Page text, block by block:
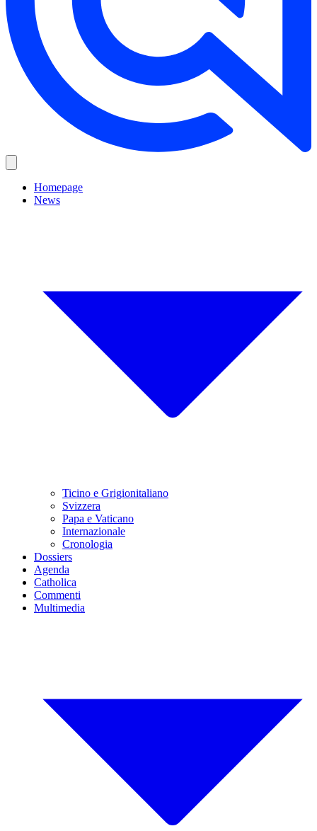
Homepage
News
Ticino e Grigionitaliano
Svizzera
Papa e Vaticano
Internazionale
Cronologia
Dossiers
Agenda
Catholica
Commenti
Multimedia